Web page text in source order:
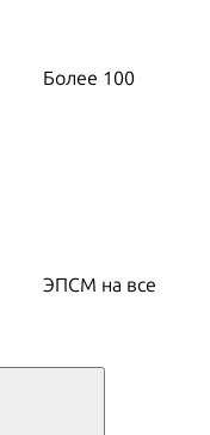
Более 100
ЭПСМ на все